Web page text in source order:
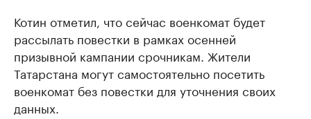
Котин отметил, что сейчас военкомат будет
рассылать повестки в рамках осенней
призывной кампании срочникам. Жители
Татарстана могут самостоятельно посетить
военкомат без повестки для уточнения своих
данных.